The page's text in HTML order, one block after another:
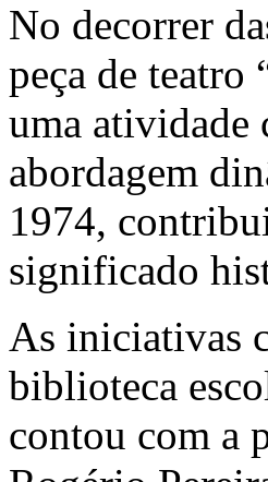
No decorrer
peça de
uma atividade
abordagem
1974,
significado
As iniciativas
biblioteca
contou com a